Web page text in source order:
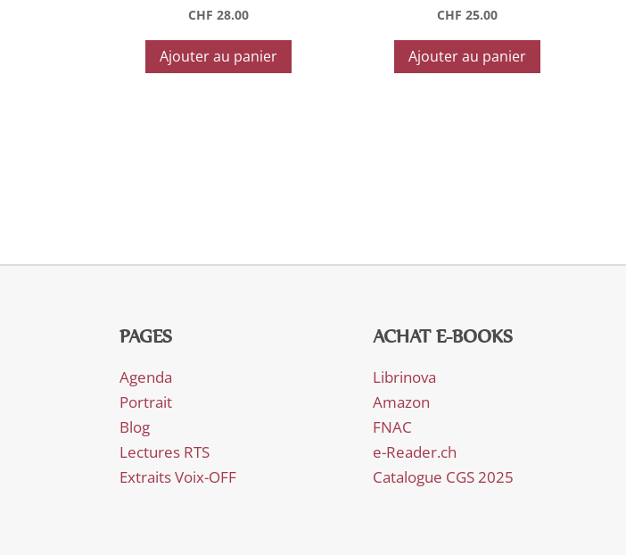
CHF 28.00
Ajouter au panier
CHF 25.00
Ajouter au panier
PAGES
Agenda
Portrait
Blog
Lectures RTS
Extraits Voix-OFF
ACHAT E-BOOKS
Librinova
Amazon
FNAC
e-Reader.ch
Catalogue CGS 2025